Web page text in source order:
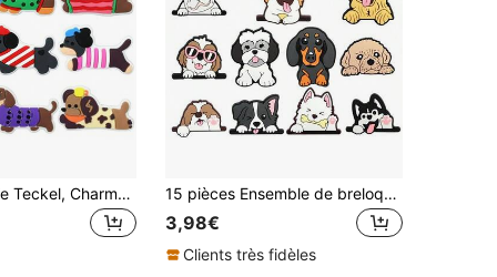
12 pièces Série Teckel, Charms de chaussures en matériau PVC souple - Design mignon de teckel, expression vive, portant des vêtements adorables, design antidérapant, décoration DIY, convient pour les sandales, les baskets, les bottes - Cadeaux de fête, design amusant, pendentif décoratif, beau cadeau, décoration de chaussures, décoration de chaussures d'Halloween, accessoires de Baskets, décoration de chaussures de Noël, décoration de sandales, cadeaux de fête, accessoires amusants 15 pièces Ensemble de breloques de chaussures mignonnes de chiot, décorations de chaussures en PVC, accessoires de breloques de chaussures, idée cadeau pour anniversaire, Noël, Halloween, faveurs de fête
3,98€
Clients très fidèles